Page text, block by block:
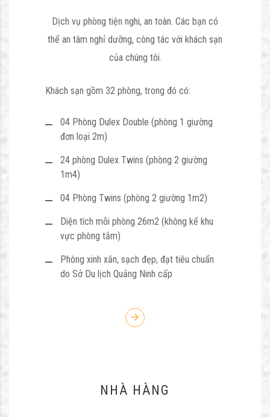
Dịch vụ phòng tiện nghi, an toàn. Các bạn có
thể an tâm nghỉ dưỡng, công tác với khách sạn
của chúng tôi.
Khách sạn gồm 32 phòng, trong đó có:
04 Phòng Dulex Double (phòng 1 giường
đơn loại 2m)
24 phòng Dulex Twins (phòng 2 giường
1m4)
04 Phòng Twins (phòng 2 giường 1m2)
Diện tích mỗi phòng 26m2 (không kể khu
vực phòng tắm)
Phòng xinh xắn, sạch đẹp, đạt tiêu chuẩn
do Sở Du lịch Quảng Ninh cấp
NHÀ HÀNG